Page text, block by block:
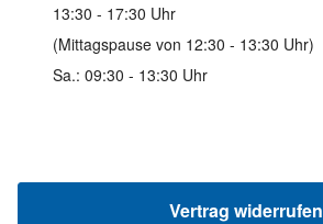
13:30 - 17:30 Uhr
(Mittagspause von 12:30 - 13:30 Uhr)
Sa.: 09:30 - 13:30 Uhr
Vertrag widerrufen